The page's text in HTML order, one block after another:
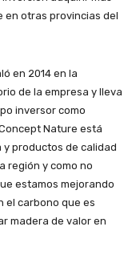
en otras provincias del
en 2014 en la
de la empresa y lleva
inversor como
Nature está
productos de calidad
región y como no
estamos mejorando
el carbono que es
madera de valor en